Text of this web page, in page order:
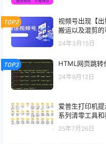
TOP2
视频号出现【
搬运以及混剪
24年3月15日
TOP3 HTML网页跳转
24年9月12日
爱普生打印机
系列清零工具
25年7月26日